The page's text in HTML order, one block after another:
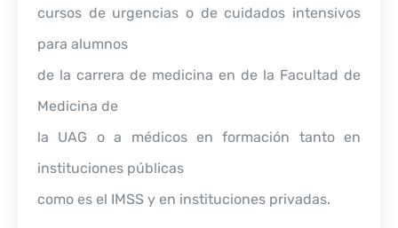
cursos de urgencias o de cuidados intensivos
para alumnos
de la carrera de medicina en de la Facultad de
Medicina de
la UAG o a médicos en formación tanto en
instituciones públicas
como es el IMSS y en instituciones privadas.